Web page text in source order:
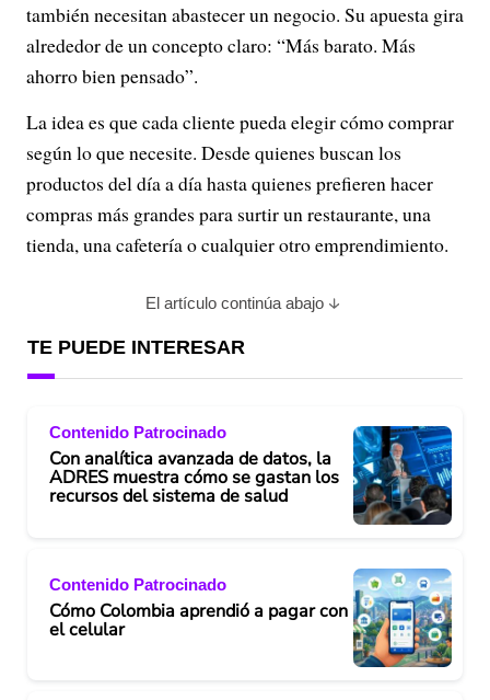
también necesitan abastecer un negocio. Su apuesta gira
alrededor de un concepto claro: “Más barato. Más
ahorro bien pensado”.
La idea es que cada cliente pueda elegir cómo comprar
según lo que necesite. Desde quienes buscan los
productos del día a día hasta quienes prefieren hacer
compras más grandes para surtir un restaurante, una
tienda, una cafetería o cualquier otro emprendimiento.
El artículo continúa abajo
TE PUEDE INTERESAR
Contenido Patrocinado
Con analítica avanzada de datos, la
ADRES muestra cómo se gastan los
recursos del sistema de salud
Contenido Patrocinado
Cómo Colombia aprendió a pagar con
el celular